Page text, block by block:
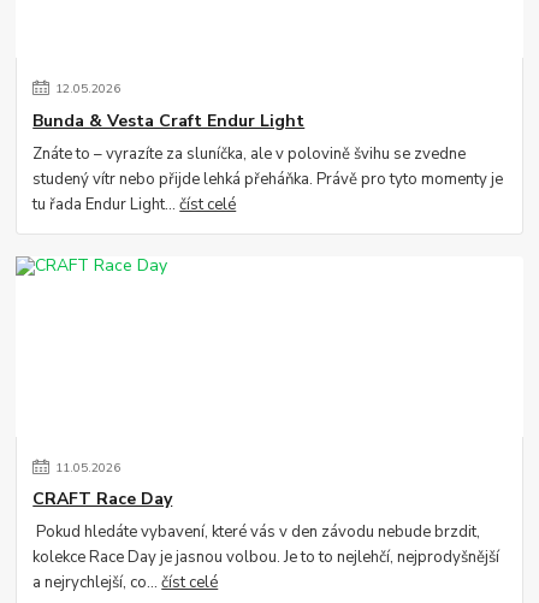
12.05.2026
Bunda & Vesta Craft Endur Light
Znáte to – vyrazíte za sluníčka, ale v polovině švihu se zvedne
studený vítr nebo přijde lehká přeháňka. Právě pro tyto momenty je
tu řada Endur Light...číst celé
11.05.2026
CRAFT Race Day
Pokud hledáte vybavení, které vás v den závodu nebude brzdit,
kolekce Race Day je jasnou volbou. Je to to nejlehčí, nejprodyšnější
a nejrychlejší, co...číst celé